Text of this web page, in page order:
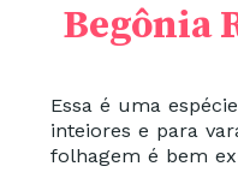
Essa é uma
inteiores e para
folhagem é bem
Begônia